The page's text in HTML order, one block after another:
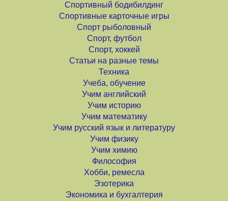
Спортивный бодибилдинг
Спортивные карточные игры
Спорт рыболовный
Спорт, футбол
Спорт, хоккей
Статьи на разные темы
Техника
Учеба, обучение
Учим английский
Учим историю
Учим математику
Учим русский язык и литературу
Учим физику
Учим химию
Философия
Хобби, ремесла
Эзотерика
Экономика и бухгалтерия